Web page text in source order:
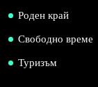
Роден край
Свободно време
Туризъм